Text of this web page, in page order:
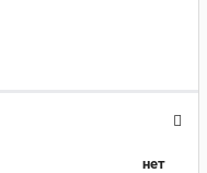
нет